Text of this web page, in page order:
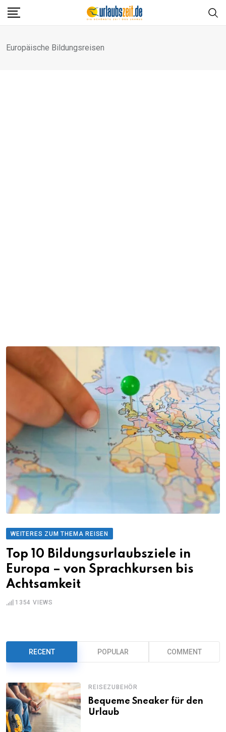
Skip
Europäische Bildungsreisen
WEITERES ZUM THEMA REISEN
Top 10 Bildungsurlaubsziele in
Europa – von Sprachkursen bis
Achtsamkeit
1354 VIEWS
RECENT POPULAR COMMENT
REISEZUBEHÖR
Bequeme Sneaker für den
Urlaub